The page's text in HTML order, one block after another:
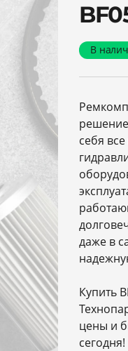
В
себя
даже в
Купить
цены и
сегодня!